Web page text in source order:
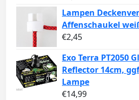
Lampen
Affenschaukel
€2,45
Exo Terra PT2050
Reflector 14cm,
Lampe
€14,99